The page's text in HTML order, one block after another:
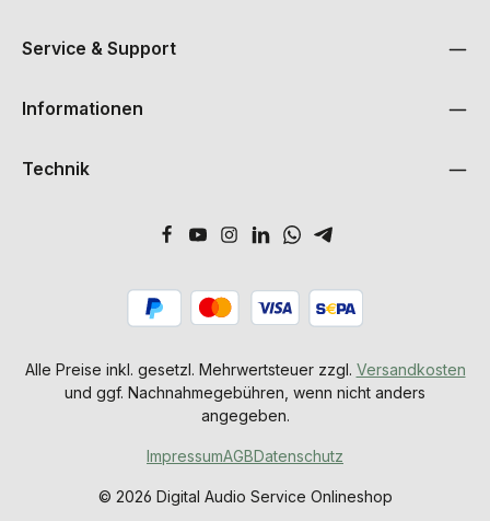
Service & Support
Informationen
Technik
Alle Preise inkl. gesetzl. Mehrwertsteuer zzgl. Versandkosten
und ggf. Nachnahmegebühren, wenn nicht anders
angegeben.
© 2026 Digital Audio Service Onlineshop
ImpressumAGBDatenschutz